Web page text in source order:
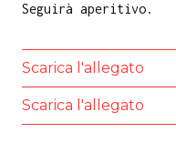
Seguirà aperitivo.
Scarica l'allegato
Scarica l'allegato